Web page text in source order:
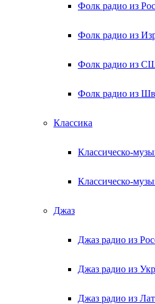
Фолк радио из
Фолк радио из
Фолк радио из
Фолк радио из
Классика
Классическо-
Классическо-
Джаз
Джаз радио из
Джаз радио из
Джаз радио из